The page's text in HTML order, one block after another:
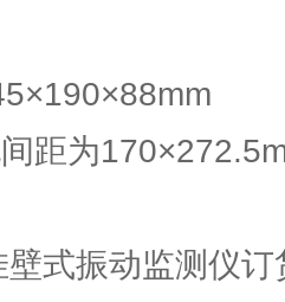
距为
壁式振动监测仪订